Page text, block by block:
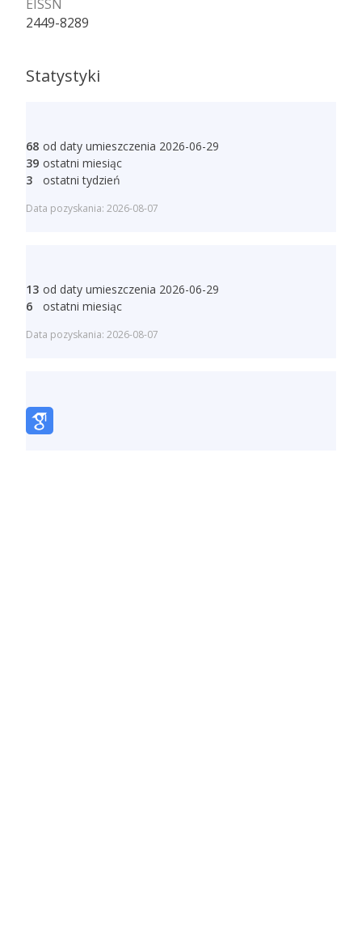
EISSN
2449-8289
Statystyki
68 od daty umieszczenia 2026-06-29
39 ostatni miesiąc
3
ostatni tydzień
Data pozyskania: 2026-08-07
13 od daty umieszczenia 2026-06-29
6
ostatni miesiąc
Data pozyskania: 2026-08-07